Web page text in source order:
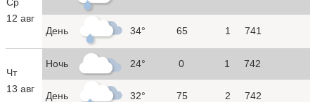
12 авг
День 34° 65 1 741
Чт
13 авг
Ночь 24° 0 1 742
День 32° 75 2 742